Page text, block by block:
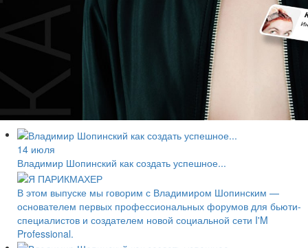
14 июля
Владимир Шопинский как создать успешное...
В этом выпуске мы говорим с Владимиром Шопинским —
основателем первых профессиональных форумов для бьюти-
специалистов и создателем новой социальной сети I'M
Professional.